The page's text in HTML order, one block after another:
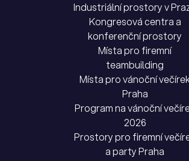
Industriální prostory v
Kongresová centra a
konferenční prostory
Místa pro firemní
teambuilding
Místa pro vánoční
Praha
Program na vánoční
2026
Prostory pro firemní
a party Praha